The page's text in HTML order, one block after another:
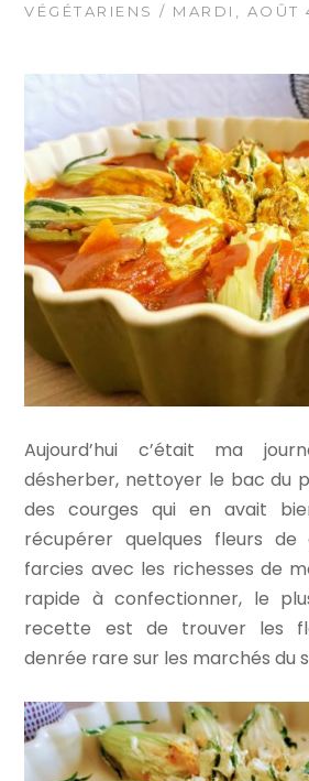
VÉGÉTARIENS / MARDI, AOÛT
Aujourd’hui c’était ma
désherber, nettoyer le bac du
des courges qui en avait
récupérer quelques fleurs
farcies avec les richesses de
rapide à confectionner, le
recette est de trouver les
denrée rare sur les marchés du